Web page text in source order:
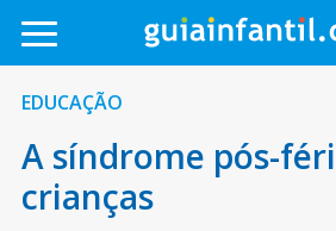
EDUCAÇÃO
A síndrome pós-
crianças